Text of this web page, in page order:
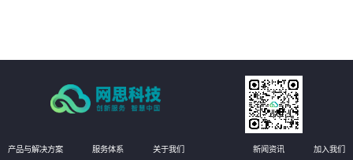
产品与解决方案 服务体系 关于我们 新闻资讯 加入我们